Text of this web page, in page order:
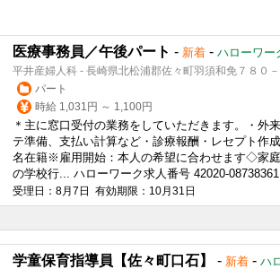
医療事務員／午後パート - 新着 - ハローワー
平井産婦人科 - 長崎県北松浦郡佐々町羽須和免７８０－
パート
時給 1,031円 ～ 1,100円
＊主に窓口受付の業務をしていただきます。・外
テ準備、支払い計算など・診療報酬・レセプト作
名在籍※雇用開始：本人の希望に合わせます◇家
の学校行... ハローワーク求人番号 42020-08738361
受理日：8月7日 有効期限：10月31日
学童保育指導員【佐々町口石】 - 新着 - ハ